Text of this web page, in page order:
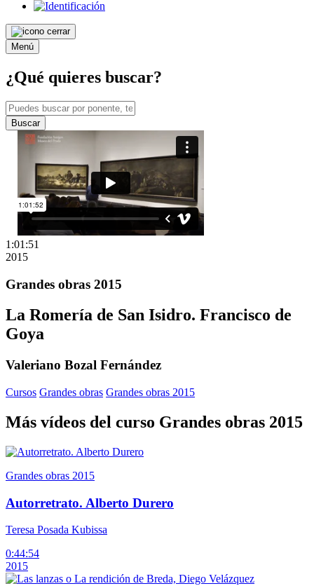
Menú
¿Qué quieres buscar?
Buscar
1:01:51
2015
Grandes obras 2015
La Romería de San Isidro. Francisco de
Goya
Valeriano Bozal Fernández
Cursos Grandes obras Grandes obras 2015
Más vídeos del curso Grandes obras 2015
Grandes obras 2015
Autorretrato. Alberto Durero
Teresa Posada Kubissa
0:44:54
2015